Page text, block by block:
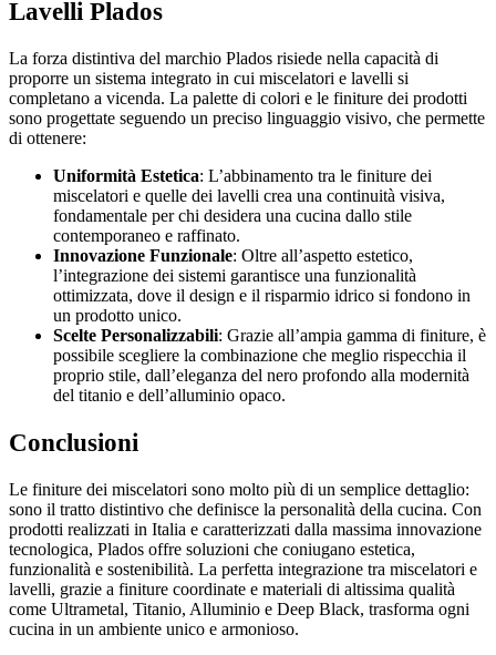
Lavelli Plados
La forza distintiva del marchio Plados risiede nella capacità di
proporre un sistema integrato in cui miscelatori e lavelli si
completano a vicenda. La palette di colori e le finiture dei prodotti
sono progettate seguendo un preciso linguaggio visivo, che permette
di ottenere:
Uniformità Estetica: L’abbinamento tra le finiture dei
miscelatori e quelle dei lavelli crea una continuità visiva,
fondamentale per chi desidera una cucina dallo stile
contemporaneo e raffinato.
Innovazione Funzionale: Oltre all’aspetto estetico,
l’integrazione dei sistemi garantisce una funzionalità
ottimizzata, dove il design e il risparmio idrico si fondono in
un prodotto unico.
Scelte Personalizzabili: Grazie all’ampia gamma di finiture, è
possibile scegliere la combinazione che meglio rispecchia il
proprio stile, dall’eleganza del nero profondo alla modernità
del titanio e dell’alluminio opaco.
Conclusioni
Le finiture dei miscelatori sono molto più di un semplice dettaglio:
sono il tratto distintivo che definisce la personalità della cucina. Con
prodotti realizzati in Italia e caratterizzati dalla massima innovazione
tecnologica, Plados offre soluzioni che coniugano estetica,
funzionalità e sostenibilità. La perfetta integrazione tra miscelatori e
lavelli, grazie a finiture coordinate e materiali di altissima qualità
come Ultrametal, Titanio, Alluminio e Deep Black, trasforma ogni
cucina in un ambiente unico e armonioso.